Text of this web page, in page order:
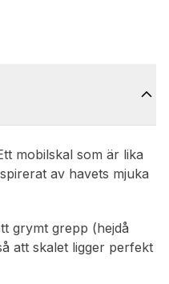
mobilskal som är lika
av havets mjuka
grymt grepp (hejdå
att skalet ligger perfekt